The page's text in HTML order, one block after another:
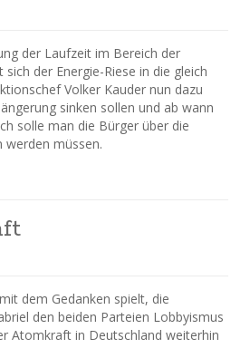
der Laufzeit im Bereich der
der Energie-Riese in die gleich
Volker Kauder nun dazu
sinken sollen und ab wann
solle man die Bürger über die
müssen.
dem Gedanken spielt, die
den beiden Parteien Lobbyismus
Atomkraft in Deutschland weiterhin